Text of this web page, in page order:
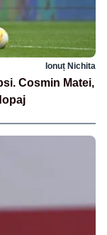
Ionuț Nichita
Cosmin Matei,